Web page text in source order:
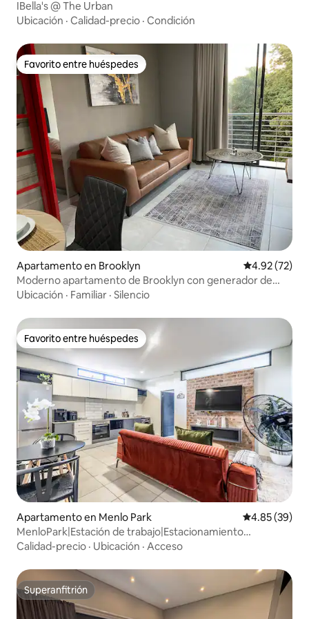
IBella's @ The Urban
Ubicación · Calidad-precio · Condición
Favorito entre huéspedes
Favorito entre huéspedes
Apartamento en Brooklyn Calificación
4.92 (72)
Moderno apartamento de Brooklyn con generador de
emergencia
Ubicación · Familiar · Silencio
Favorito entre huéspedes
Favorito entre huéspedes
Apartamento en Menlo Park Calificación
4.85 (39)
MenloPark|Estación de trabajo|Estacionamiento
gratuito|Cama tamaño king
Calidad-precio · Ubicación · Acceso
Superanfitrión
Superanfitrión